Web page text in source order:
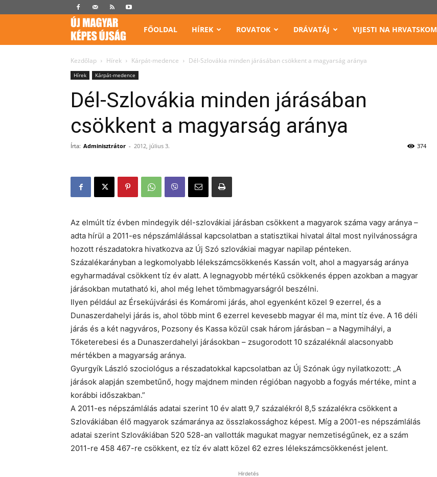
Képes
Újság
FŐOLDAL HÍREK ROVATOK DRÁVATÁJ VIJESTI NA HRVATSKOM
Kezdőlap Hírek Kárpát-medence Dél-Szlovákia minden járásában csökkent a magyarság aránya
Hírek Kárpát-medence
Dél-Szlovákia minden járásában
csökkent a magyarság aránya
Írta: Adminisztrátor - 2012, július 3. 374
Az elmúlt tíz évben mindegyik dél-szlovákiai járásban csökkent a magyarok száma vagy aránya –
adta hírül a 2011-es népszámlálással kapcsolatban a statisztikai hivatal által most nyilvánosságra
hozott részadatokra hivatkozva az Új Szó szlovákiai magyar napilap pénteken.
Százalékarányban a legkomolyabb lélekszámcsökkenés Kassán volt, ahol a magyarság aránya
egyharmadával csökkent tíz év alatt. A legnagyobb mértékű csökkenés éppen azokban a magyar
járásokban mutatható ki, ahol még lehet tömbmagyarságról beszélni.
Ilyen például az Érsekújvárási és Komáromi járás, ahol egyenként közel 9 ezerrel, és a
Dunaszerdahelyi járás is, ahol több mint 6 ezerrel kevesebb magyar él ma, mint tíz éve. A 16 déli
járás és a két nagyváros, Pozsony és Kassa közül csak három járásban – a Nagymihályi, a
Tőketerebesi és a Dunaszerdahelyi járásokban – zsugorodott 10 százaléknál alacsonyabb
mértékben a magyarság aránya.
Gyurgyík László szociológus a részadatokkal kapcsolatban az Új Szónak úgy nyilatkozott: „A
járások alapján szembetűnő, hogy majdnem minden régióban nagyobb a fogyás mértéke, mint a
korábbi időszakban.”
A 2011-es népszámlálás adatai szerint 10 év alatt 9,7 százalékról 8,5 százalékra csökkent a
Szlovákiában élő magyarok számaránya az összlakossághoz képest. Míg a 2001-es népszámlálás
adatai szerint Szlovákiában 520 528-an vallották magukat magyar nemzetiségűnek, ez a szám
2011-re 458 467-re csökkent, ez tíz év alatt közel 62 ezres lélekszámcsökkenést jelent.
Hirdetés